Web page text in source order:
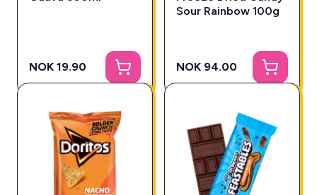
NOK 19.90
Sour Rainbow 100g
NOK 94.00